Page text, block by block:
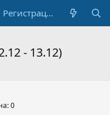
Регистрация
- 13.12)
0